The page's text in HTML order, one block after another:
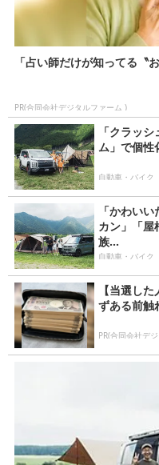
「占い師だけが知ってる〝
PR(合同会社デジタルファーム )
「クラッ
ム」で個
自動車・バイク
「かわい
カン」「屋
族...
自動車・バイク
【当選し
ずある前触
PR(合同会社デ